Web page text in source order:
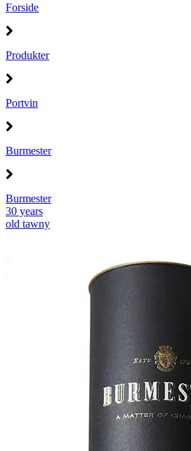
Forside
Produkter
Portvin
Burmester
Burmester
30 years
old tawny